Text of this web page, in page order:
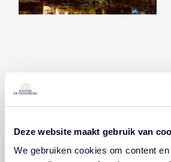
Deze website maakt gebruik van
We gebruiken cookies om content
Meer informatie?